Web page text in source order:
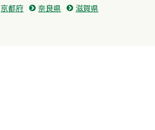
京都府 奈良県
滋賀県